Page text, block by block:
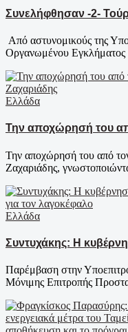
Συνελήφθησαν -2-
Από αστυνομικούς της
Οργανωμένου Εγκλήματος
Ελλάδα
Την αποχώρησή του
Την αποχώρησή του από
Ζαχαριάδης,
Ελλάδα
Συντυχάκης: Η
Παρέμβαση στην
Μόνιμης Επιτροπής